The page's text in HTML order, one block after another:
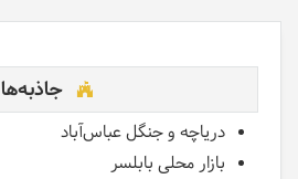
جاذبه‌ها
دریاچه و جنگل عباس‌آباد
بازار محلی بابلسر